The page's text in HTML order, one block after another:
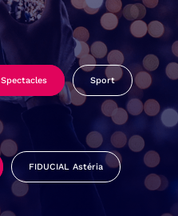
Spectacles Sport
FIDUCIAL Astéria